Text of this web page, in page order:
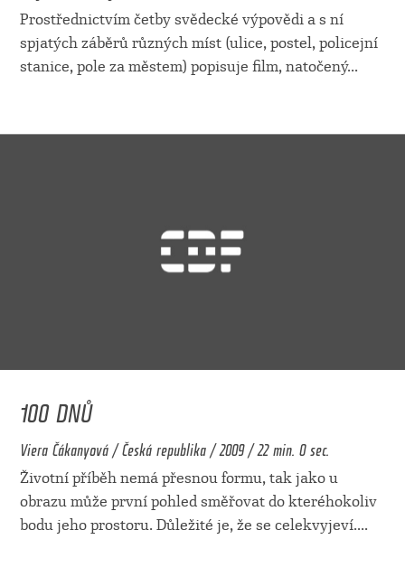
Prostřednictvím četby svědecké výpovědi a s ní
spjatých záběrů různých míst (ulice, postel, policejní
stanice, pole za městem) popisuje film, natočený...
100 DNŮ
Viera Čákanyová / Česká republika / 2009 / 22 min. 0 sec.
Životní příběh nemá přesnou formu, tak jako u
obrazu může první pohled směřovat do kteréhokoliv
bodu jeho prostoru. Důležité je, že se celekvyjeví....